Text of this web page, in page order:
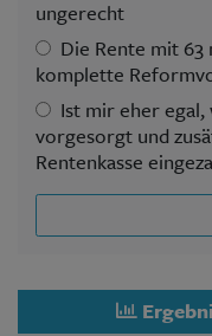
ungerecht
Die Rente mit 63
komplette
Ist mir eher
vorgesorgt und
Rentenkasse